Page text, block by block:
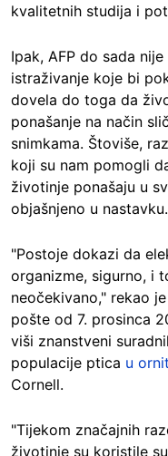
kvalitetnih studija i
Ipak, AFP do sada
istraživanje koje bi
dovela do toga da
ponašanje na način
snimkama. Štoviše,
koji su nam pomogli
životinje ponašaju u
objašnjeno u nastavku.
"Postoje dokazi da
organizme, sigurno, i
neočekivano," rekao
pošte od 7. prosinca
viši znanstveni
populacije ptica u
Cornell.
"Tijekom značajnih
životinje su koristile